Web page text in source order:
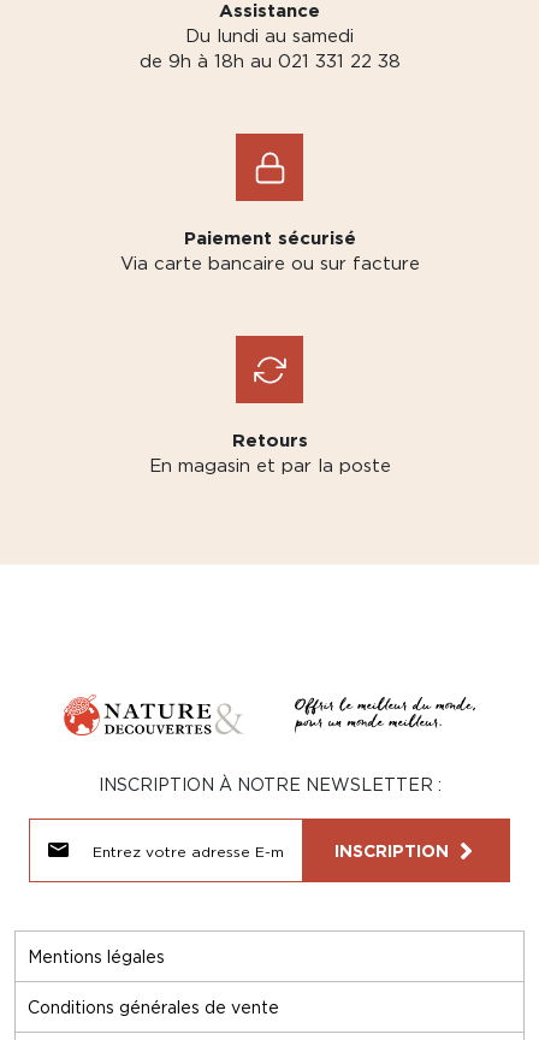
Assistance
Du lundi au samedi
de 9h à 18h au 021 331 22 38
Paiement sécurisé
Via carte bancaire ou sur facture
Retours
En magasin et par la poste
Mentions légales
Conditions générales de vente
INSCRIPTION À NOTRE NEWSLETTER :
INSCRIPTION